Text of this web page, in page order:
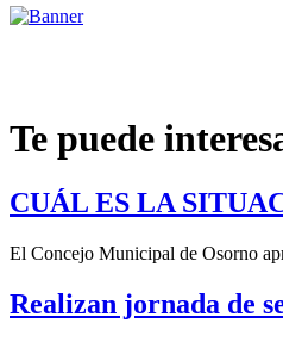
Te puede
CUÁL ES LA
El Concejo Municipal de Osorno
Realizan jornada de